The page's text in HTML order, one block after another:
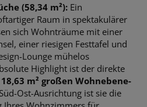
(58,34 m²): Ein
Raum in spektakulärer
sich Wohnträume mit einer
einer riesigen Festtafel und
Lounge mühelos
Highlight ist der direkte
m² großen Wohnebene-
Ost-Ausrichtung ist sie die